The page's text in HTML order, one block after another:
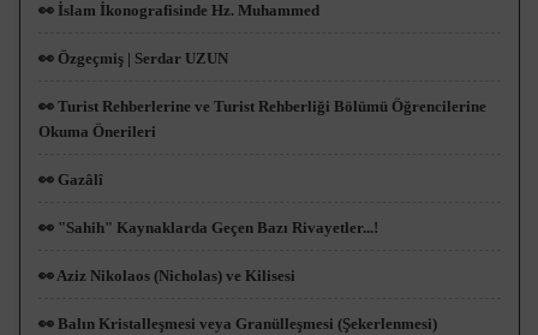
👀 İslam İkonografisinde Hz. Muhammed
👀 Özgeçmiş | Serdar UZUN
👀 Turist Rehberlerine ve Turist Rehberliği Bölümü Öğrencilerine
Okuma Önerileri
👀 Gazâlî
👀 "Sahih" Kaynaklarda Geçen Bazı Rivayetler...!
👀 Aziz Nikolaos (Nicholas) ve Kilisesi
👀 Balın Kristalleşmesi veya Granülleşmesi (Şekerlenmesi)